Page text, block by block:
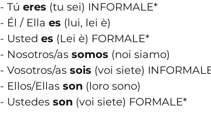
- Tú eres (tu sei) INFORMALE*
- Él / Ella es (lui, lei è)
- Usted es (Lei è) FORMALE*
- Nosotros/as somos (noi siamo)
- Vosotros/as sois (voi siete)
- Ellos/Ellas son (loro sono)
- Ustedes son (voi siete) FORMALE*